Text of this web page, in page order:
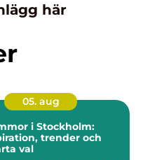
här
05. aug
i Stockholm:
trender och
val